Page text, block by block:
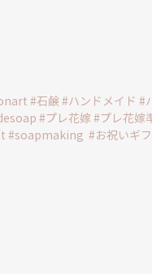
#石鹸 #ハンドメイド #
#プレ花嫁 #プレ花嫁
#soapmaking #お祝いギ